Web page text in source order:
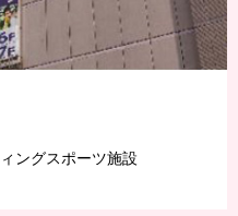
ングスポーツ施設